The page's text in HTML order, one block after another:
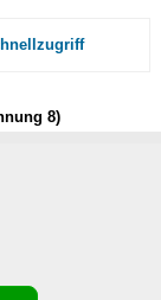
8)